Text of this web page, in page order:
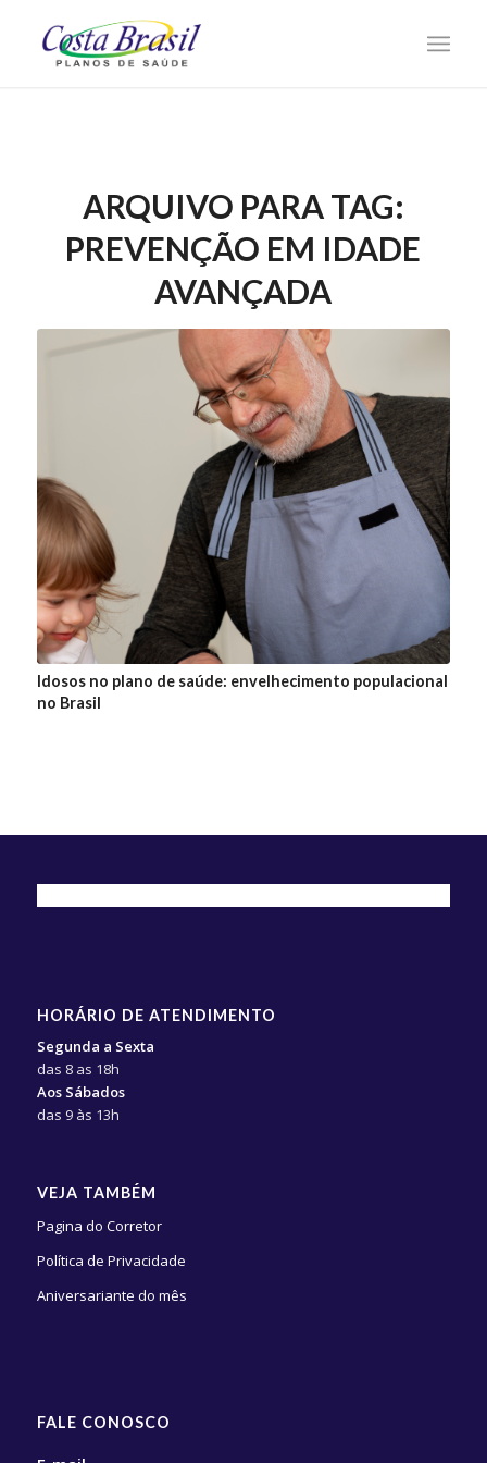
ARQUIVO PARA TAG:
PREVENÇÃO EM IDADE
AVANÇADA
Idosos no plano de saúde: envelhecimento populacional
no Brasil
HORÁRIO DE ATENDIMENTO
Segunda a Sexta
das 8 as 18h
Aos Sábados
das 9 às 13h
VEJA TAMBÉM
Pagina do Corretor
Política de Privacidade
Aniversariante do mês
FALE CONOSCO